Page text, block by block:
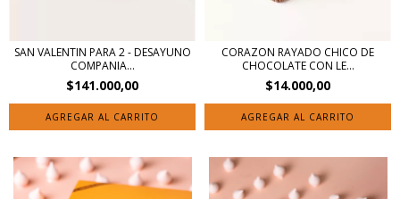
SAN VALENTIN PARA 2 - DESAYUNO
COMPANIA...
$141.000,00
AGREGAR AL CARRITO
CORAZON RAYADO CHICO DE
CHOCOLATE CON LE...
$14.000,00